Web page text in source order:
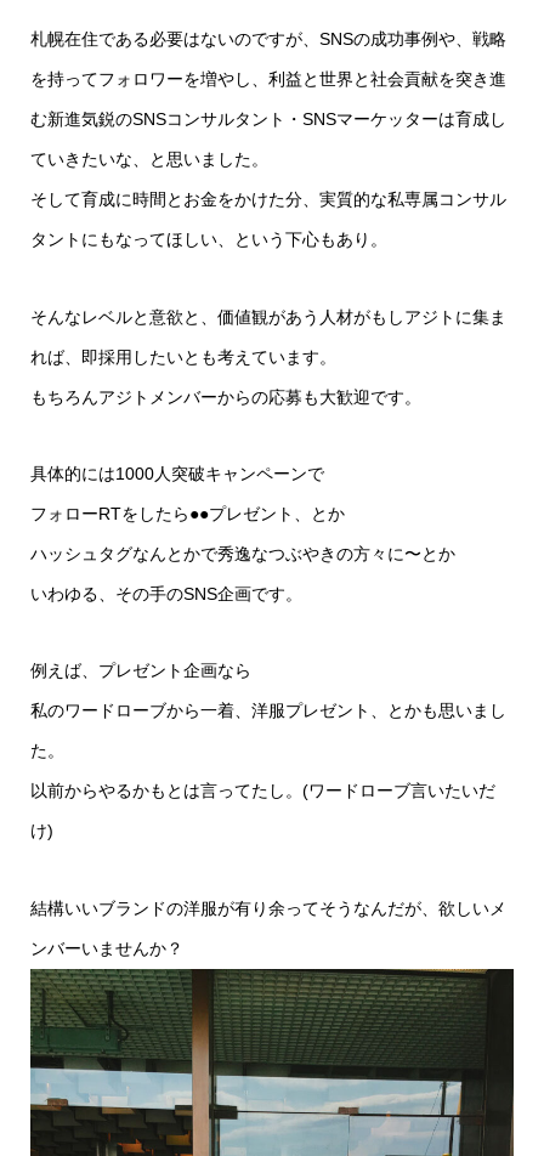
札幌在住である必要はないのですが、SNSの成功事例や、戦略
を持ってフォロワーを増やし、利益と世界と社会貢献を突き進
む新進気鋭のSNSコンサルタント・SNSマーケッターは育成し
ていきたいな、と思いました。
そして育成に時間とお金をかけた分、実質的な私専属コンサル
タントにもなってほしい、という下心もあり。
そんなレベルと意欲と、価値観があう人材がもしアジトに集ま
れば、即採用したいとも考えています。
もちろんアジトメンバーからの応募も大歓迎です。
具体的には1000人突破キャンペーンで
フォローRTをしたら●●プレゼント、とか
ハッシュタグなんとかで秀逸なつぶやきの方々に〜とか
いわゆる、その手のSNS企画です。
例えば、プレゼント企画なら
私のワードローブから一着、洋服プレゼント、とかも思いまし
た。
以前からやるかもとは言ってたし。(ワードローブ言いたいだ
け)
結構いいブランドの洋服が有り余ってそうなんだが、欲しいメ
ンバーいませんか？